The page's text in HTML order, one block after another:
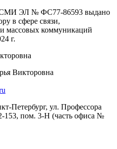
СМИ ЭЛ № ФС77-86593 выдано
в сфере связи,
массовых коммуникаций
г.
Викторовна
Петербург, ул. Профессора
153, пом. 3-Н (часть офиса №